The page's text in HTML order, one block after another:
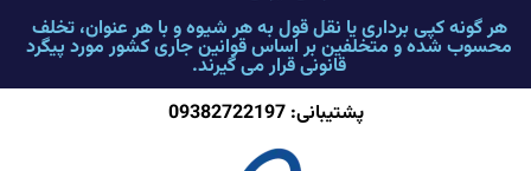
هر گونه کپی برداری یا نقل قول به هر شیوه و با هر عنوان، تخلف
محسوب شده و متخلفین بر اساس قوانین جاری کشور مورد پیگرد
قانونی قرار می گیرند.
پشتیبانی: 09382722197